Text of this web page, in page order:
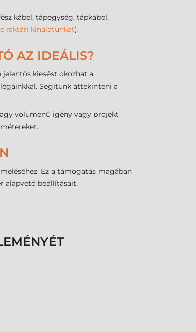
kábel, tápegység, tápkábel,
raktári kínálatunkat).
AZ IDEÁLIS?
kiesést okozhat a
Segítünk áttekinteni a
volumenű igény vagy projekt
Ez a támogatás magában
alapvető beállításait.